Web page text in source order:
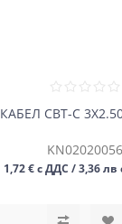
КАБЕЛ СВТ-С
KN02020056
1,72 € с ДДС / 3,36 лв